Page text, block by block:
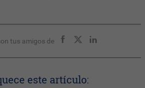
tus amigos de
este artículo: